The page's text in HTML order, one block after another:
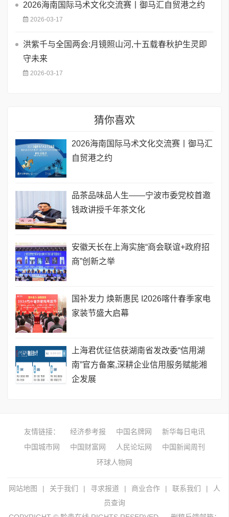
2026海南国际马术文化交流赛丨御马汇自贸港之约
2026-03-17
洪紫千与全国两会:月镜照山河,十五载春秋护生灵即
守未来
2026-03-17
猜你喜欢
2026海南国际马术文化交流赛丨御马汇
自贸港之约
品茶品味品人生——宁波市委党校首邀
钱政讲授千年茶文化
安徽天长在上海实施“商会联谊+政府招
商”创新之举
国补发力 焕新惠民 I2026喀什春季家电
家装节盛大启幕
上海君优征信获湖南省发改委“信用湖
南”官方备案,深耕企业信用服务赋能湘
企发展
友情链接： 经济参考报 中国名牌网
新华每日电讯
中国城市网
中国财富网 人民论坛网
中国新闻周刊
环球人物网
网站地图 | 关于我们 | 寻求报道 | 商业合作 | 联系我们 |
人
员查询